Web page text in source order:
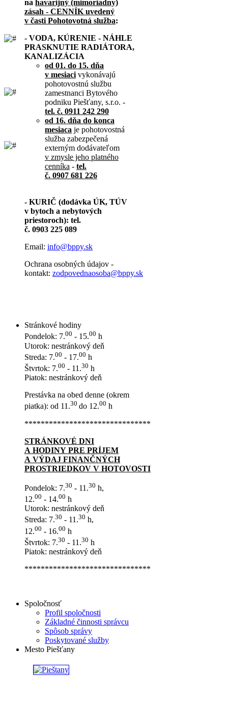
na havarijný (mimoriadny)
zásah - CENNÍK uvedený
v časti Pohotovotná služba:
- VODA, KÚRENIE - NÁHLE
PRASKNUTIE RADIÁTORA,
KANALIZÁCIA
od 01. do 15. dňa
v mesiaci vykonávajú
pohotovostnú službu
zamestnanci Bytového
podniku Piešťany, s.r.o. -
tel. č. 0911 242 290
od 16. dňa do konca
mesiaca je pohotovostná
služba zabezpečená
externým dodávateľom
v zmysle jeho platného
cenníka - tel.
č. 0907 681 226
- KURIČ (dodávka ÚK, TÚV
v bytoch a nebytových
priestoroch): tel.
č. 0903 225 089
Email: info@bppy.sk
Ochrana osobných údajov -
kontakt: zodpovednaosoba@bppy.sk
Stránkové hodiny
Pondelok: 7.00 - 15.00 h
Utorok: nestránkový deň
Streda: 7.00 - 17.00 h
Štvrtok: 7.00 - 11.30 h
Piatok: nestránkový deň
Prestávka na obed denne (okrem
piatka): od 11.30 do 12.00 h
*******************************
STRÁNKOVÉ DNI
A HODINY PRE PRÍJEM
A VÝDAJ FINANČNÝCH
PROSTRIEDKOV V HOTOVOSTI
Pondelok: 7.30 - 11.30 h,
12.00 - 14.00 h
Utorok: nestránkový deň
Streda: 7.30 - 11.30 h,
12.00 - 16.00 h
Štvrtok: 7.30 - 11.30 h
Piatok: nestránkový deň
*******************************
Spoločnosť
Profil spoločnosti
Základné činnosti správcu
Spôsob správy
Poskytované služby
Mesto Piešťany